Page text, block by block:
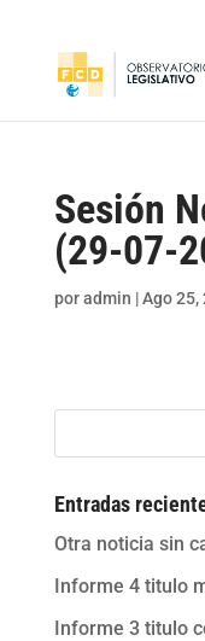
Sesión
(29-07-
poradmin |Ago 25,
Entradas
Otra noticia sin
Informe 4 titulo
Informe 3 titulo